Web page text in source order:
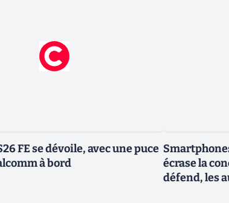
FE se dévoile, avec une puce
à bord
écrase la
défend, les